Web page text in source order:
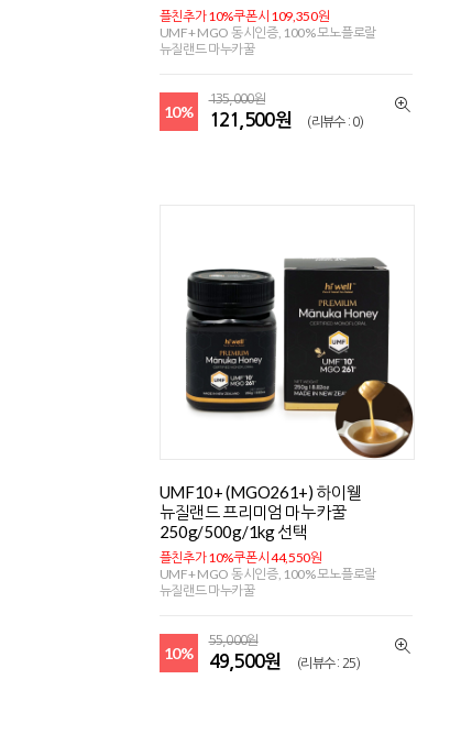
플친추가 10%쿠폰시 109,350원
UMF+ MGO 동시인증, 100% 모노플로랄
뉴질랜드 마누카꿀
10%
135,000원
121,500원 (리뷰수 : 0)
UMF10+ (MGO261+) 하이웰
뉴질랜드 프리미엄 마누카꿀
250g/500g/1kg 선택
플친추가 10%쿠폰시 44,550원
UMF+ MGO 동시인증, 100% 모노플로랄
뉴질랜드 마누카꿀
10%
55,000원
49,500원 (리뷰수 : 25)